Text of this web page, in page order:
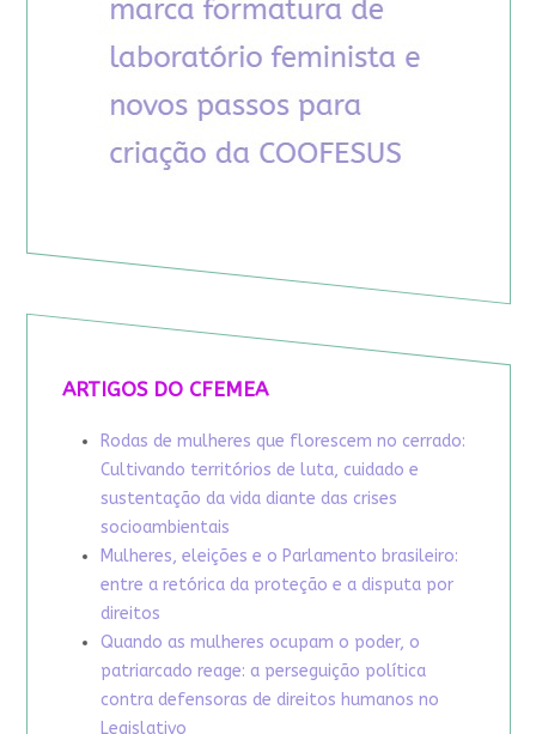
ARTIGOS DO CFEMEA
Rodas de mulheres que florescem no cerrado:
Cultivando territórios de luta, cuidado e
sustentação da vida diante das crises
socioambientais
Mulheres, eleições e o Parlamento brasileiro:
entre a retórica da proteção e a disputa por
direitos
Quando as mulheres ocupam o poder, o
patriarcado reage: a perseguição política
contra defensoras de direitos humanos no
Legislativo